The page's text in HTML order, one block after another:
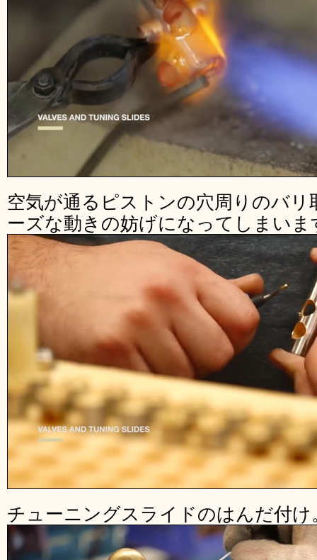
空気が通るピストンの穴周りのバ
ーズな動きの妨げになってしまいま
チューニングスライドのはんだ付け